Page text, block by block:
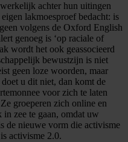
achter hun uitingen
lakmoesproef bedacht: is
volgens de Oxford English
genoeg is ‘op raciale of
wordt het ook geassocieerd
bewustzijn is niet
geen loze woorden, maar
u dit niet, dan komt de
voor zich te laten
groeperen zich online en
in zee te gaan, omdat uw
de nieuwe vorm die activisme
activisme 2.0.